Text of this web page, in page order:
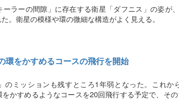
ラーの間隙」に存在する衛星「ダフニス」の姿が
。衛星の模様や環の微細な構造がよく見える。
環をかすめるコースの飛行を開始
のミッションも残すところ1年弱となった。これか
かすめるようなコースを20回飛行する予定で、そ